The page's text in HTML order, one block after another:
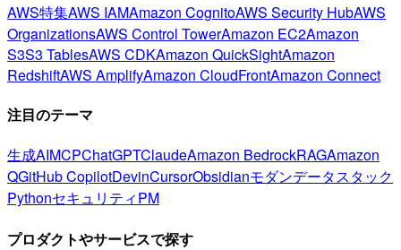
AWS特集AWS IAMAmazon CognitoAWS Security HubAWS
OrganizationsAWS Control TowerAmazon EC2Amazon
S3S3 TablesAWS CDKAmazon QuickSightAmazon
RedshiftAWS AmplifyAmazon CloudFrontAmazon Connect
注目のテーマ
生成AIMCPChatGPTClaudeAmazon BedrockRAGAmazon
QGitHub CopilotDevinCursorObsidianモダンデータスタック
PythonセキュリティPM
プロダクトやサービスで探す